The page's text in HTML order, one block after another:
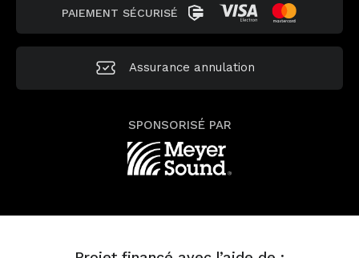
PAIEMENT SÉCURISÉ
Assurance annulation
SPONSORISÉ PAR